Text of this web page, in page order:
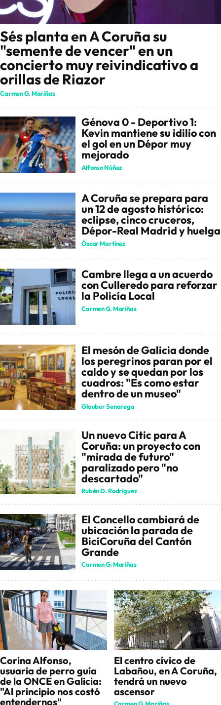
Sés planta en A Coruña su
"semente de vencer" en un
concierto muy reivindicativo a
orillas de Riazor
Carmen G. Mariñas
Génova 0 - Deportivo 1:
Kevin mantiene su idilio con
el gol en un Dépor muy
mejorado
Alfonso Núñez
A Coruña se prepara para
un 12 de agosto histórico:
eclipse, cinco cruceros,
Dépor-Real Madrid y huelga
Óscar Martínez
Cambre llega a un acuerdo
con Culleredo para reforzar
la Policía Local
Carmen G. Mariñas
El mesón de Galicia donde
los peregrinos paran por el
caldo y se quedan por los
cuadros: "Es como estar
dentro de un museo"
Glauber Senarega
Un nuevo Citic para A
Coruña: un proyecto con
"mirada de futuro"
paralizado pero "no
descartado"
Rubén D. Rodríguez
El Concello cambiará de
ubicación la parada de
BiciCoruña del Cantón
Grande
Carmen G. Mariñas
Corina Alfonso,
usuaria de perro guía
de la ONCE en Galicia:
"Al principio nos costó
entendernos"
El centro cívico de
Labañou, en A Coruña,
tendrá un nuevo
ascensor